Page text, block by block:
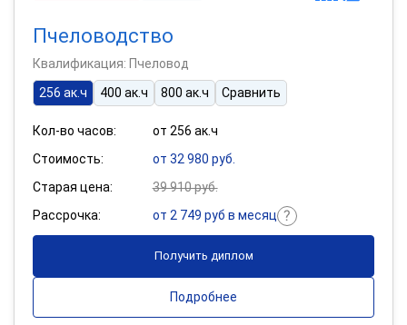
Пчеловодство
Квалификация: Пчеловод
256 ак.ч
400 ак.ч 800 ак.ч Сравнить
Кол-во часов:
от 256 ак.ч
Стоимость:
от 32 980 руб.
Старая цена:
39 910 руб.
Рассрочка:
от 2 749 руб в месяц
Получить диплом
Подробнее